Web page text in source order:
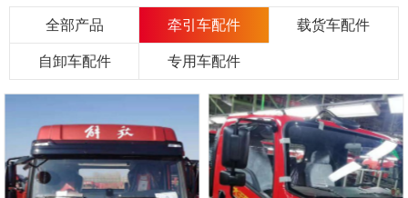
全部产品 牵引车配件 载货车配件
自卸车配件 专用车配件